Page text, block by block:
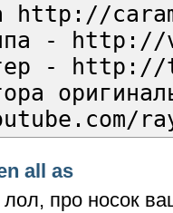
http://
- http://
- http://
all as
про носок